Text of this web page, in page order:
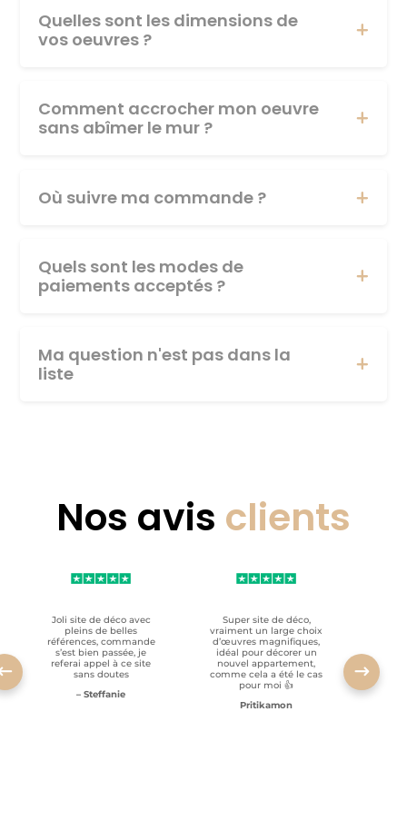
Quelles sont les dimensions de
vos oeuvres ?
Comment accrocher mon oeuvre
sans abîmer le mur ?
Où suivre ma commande ?
Quels sont les modes de
paiements acceptés ?
Ma question n'est pas dans la
liste
Nos avis clients
Joli site de déco avec
pleins de belles
références, commande
s’est bien passée, je
referai appel à ce site
sans doutes
– Steffanie
Super site de déco,
vraiment un large choix
d’œuvres magnifiques,
idéal pour décorer un
nouvel appartement,
comme cela a été le cas
pour moi 👍
Pritikamon